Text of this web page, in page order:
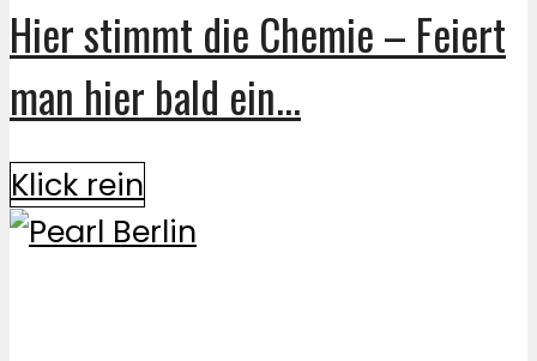
Hier stimmt die Chemie – Feiert
man hier bald ein...
Klick rein